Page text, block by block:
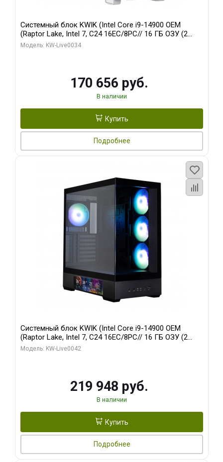
Системный блок KWIK (Intel Core i9-14900 OEM
(Raptor Lake, Intel 7, C24 16EC/8PC// 16 ГБ ОЗУ (2
модуля)/ MSI RTX5060Ti VENTUS 2X PLUS 16GB
Модель: KW-Live0034
170 656 руб.
В наличии
Купить
Подробнее
Системный блок KWIK (Intel Core i9-14900 OEM
(Raptor Lake, Intel 7, C24 16EC/8PC// 16 ГБ ОЗУ (2
модуля)/ Gigabyte RTX5070Ti EAGLE OC ICE SFF 16GB
Модель: KW-Live0042
219 948 руб.
В наличии
Купить
Подробнее